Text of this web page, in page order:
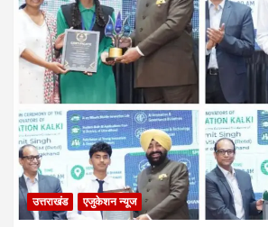
उत्तराखंड एजुकेशन न्‍यूज